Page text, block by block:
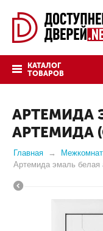
КАТАЛОГ
ТОВАРОВ
АРТЕМИДА
АРТЕМИДА
Главная
Артемида эмаль белая